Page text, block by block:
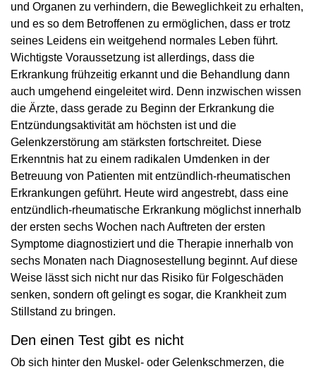
und Organen zu verhindern, die Beweglichkeit zu erhalten,
und es so dem Betroffenen zu ermöglichen, dass er trotz
seines Leidens ein weitgehend normales Leben führt.
Wichtigste Voraussetzung ist allerdings, dass die
Erkrankung frühzeitig erkannt und die Behandlung dann
auch umgehend eingeleitet wird. Denn inzwischen wissen
die Ärzte, dass gerade zu Beginn der Erkrankung die
Entzündungsaktivität am höchsten ist und die
Gelenkzerstörung am stärksten fortschreitet. Diese
Erkenntnis hat zu einem radikalen Umdenken in der
Betreuung von Patienten mit entzündlich-rheumatischen
Erkrankungen geführt. Heute wird angestrebt, dass eine
entzündlich-rheumatische Erkrankung möglichst innerhalb
der ersten sechs Wochen nach Auftreten der ersten
Symptome diagnostiziert und die Therapie innerhalb von
sechs Monaten nach Diagnosestellung beginnt. Auf diese
Weise lässt sich nicht nur das Risiko für Folgeschäden
senken, sondern oft gelingt es sogar, die Krankheit zum
Stillstand zu bringen.
Den einen Test gibt es nicht
Ob sich hinter den Muskel- oder Gelenkschmerzen, die